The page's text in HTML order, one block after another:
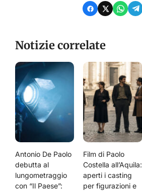
Notizie correlate
Antonio De Paolo
debutta al
lungometraggio
con “Il Paese”:
Film di Paolo
Costella all’Aquila:
aperti i casting
per figurazioni e